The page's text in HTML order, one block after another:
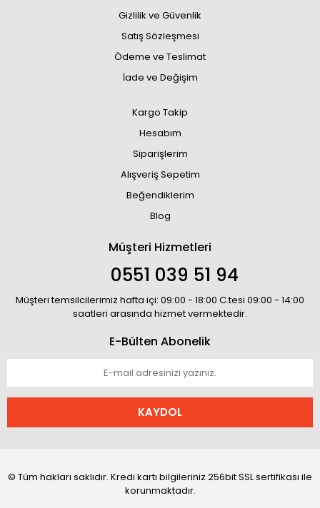
Gizlilik ve Güvenlik
Satış Sözleşmesi
Ödeme ve Teslimat
İade ve Değişim
Kargo Takip
Hesabım
Siparişlerim
Alışveriş Sepetim
Beğendiklerim
Blog
Müşteri Hizmetleri
0551 039 51 94
Müşteri temsilcilerimiz hafta içi: 09:00 - 18:00 C.tesi 09:00 - 14:00
saatleri arasında hizmet vermektedir.
E-Bülten Abonelik
KAYDOL
© Tüm hakları saklıdır. Kredi kartı bilgileriniz 256bit SSL sertifikası ile
korunmaktadır.